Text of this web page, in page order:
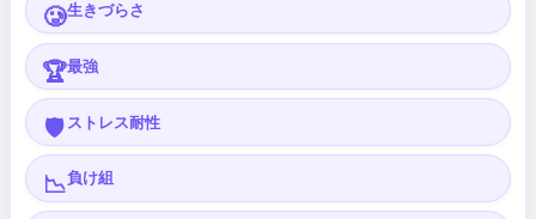
🥲生きづらさ
🏆最強
🛡️ ストレス耐性
📉負け組